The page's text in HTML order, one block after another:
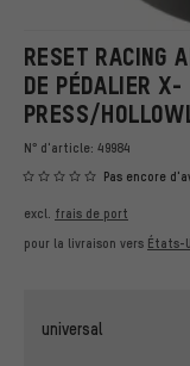
RESET RACING
DE PÉDALIER X-
PRESS/
N° d'article: 49984
Pas encore
excl. frais de port
pour la livraison vers États-
universal